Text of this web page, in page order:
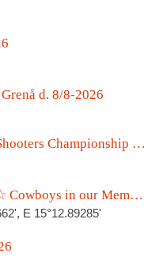
d. 8/8-2026
Ybbs River Western Shooters Championship 2026 + LM
Tatanka Camp 2025 ☆ Cowboys in our Memories
E 15°12.89285'